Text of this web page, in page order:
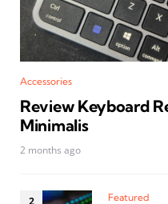
Accessories
Review Keyboard
Minimalis
2 months ago
Featured